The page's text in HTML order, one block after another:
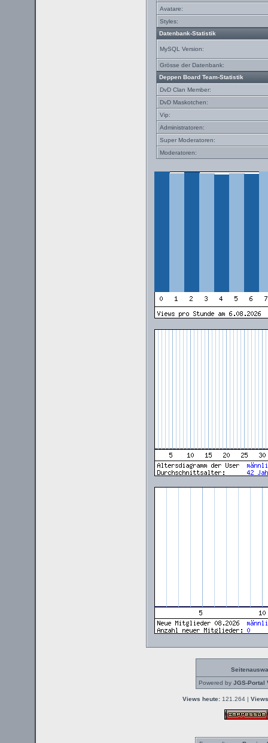
Avatare:
Styles:
Datenbank-Statistik
MySQL Version:
Grösse der Datenbank:
Deppen Board Team-Statistik
DvD Clan Member:
DvD Maskotchen:
Vip:
Administratoren:
Super Moderatoren:
Moderatoren:
Powered by JGS-Portal
Views heute:121.264 |